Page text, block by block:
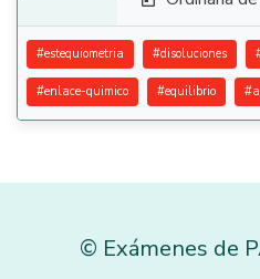
#estequiometria #disoluciones
#enlace-quimico #equilibrio #
© Exámenes de